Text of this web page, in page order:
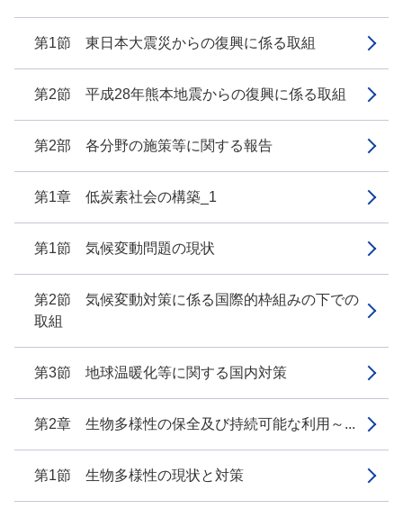
第1節 東日本大震災からの復興に係る取組
第2節 平成28年熊本地震からの復興に係る取組
第2部 各分野の施策等に関する報告
第1章 低炭素社会の構築_1
第1節 気候変動問題の現状
第2節 気候変動対策に係る国際的枠組みの下での
取組
第3節 地球温暖化等に関する国内対策
第2章 生物多様性の保全及び持続可能な利用～...
第1節 生物多様性の現状と対策